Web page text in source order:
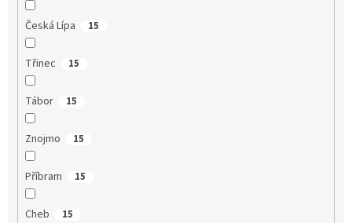
Česká Lípa 15
Třinec 15
Tábor 15
Znojmo 15
Příbram 15
Cheb 15